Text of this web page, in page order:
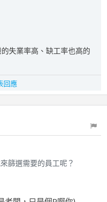
失業率高、缺工率也高的
回應
篩選需要的員工呢？